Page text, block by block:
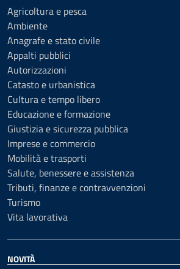
Agricoltura e pesca
Ambiente
Anagrafe e stato civile
Appalti pubblici
Autorizzazioni
Catasto e urbanistica
Cultura e tempo libero
Educazione e formazione
Giustizia e sicurezza pubblica
Imprese e commercio
Mobilità e trasporti
Salute, benessere e assistenza
Tributi, finanze e contravvenzioni
Turismo
Vita lavorativa
NOVITÀ